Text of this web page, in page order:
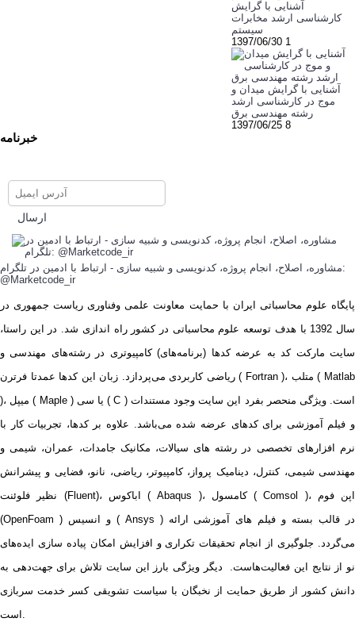
آشنایی با گرایش
کارشناسی ارشد مخابرات
سیستم
1397/06/30 1
آشنایی با گرایش میدان و
موج در کارشناسی ارشد
رشته مهندسی برق
1397/06/25 8
خبرنامه
ارسال
مشاوره، اصلاح، انجام پروژه، کدنویسی و شبیه سازی - ارتباط با ادمین در تلگرام:
@Marketcode_ir
پایگاه علوم محاسباتی ایران با حمایت معاونت علمی وفناوری ریاست جمهوری در
سال 1392 با هدف توسعه علوم محاسباتی در کشور راه اندازی شد. در این راستا،
سایت مارکت کد به عرضه کدها (برنامه‌های) کامپیوتری در رشته‌های مهندسی و
ریاضی کاربردی می‌پردازد. زبان این کدها عمدتا فرترن ( Fortran )، متلب ( Matlab
)، میپل ( Maple ) یا سی ( C ) است. ویژگی منحصر بفرد این سایت وجود مستندات
و فیلم آموزشی برای کدهای عرضه شده می‌باشد. علاوه بر کدها، تجربیات کار با
نرم افزارهای تخصصی در رشته های سیالات، مکانیک جامدات، عمران، شیمی و
مهندسی شیمی، کنترل، دینامیک پرواز، کامپیوتر، ریاضی، نانو، فضایی و پیشرانش
نظیر فلوئنت (Fluent)، اباکوس ( Abaqus )، کامسول ( Comsol )، اپن فوم
(OpenFoam ) و انسیس ( Ansys ) در قالب بسته‌ و فیلم های آموزشی ارائه
می‌گردد. جلوگیری از انجام تحقیقات تکراری و افزایش امکان پیاده سازی ایده‌های
نو از نتایج این فعالیت‌هاست. دیگر ویژگی بارز این سایت تلاش برای جهت‌دهی به
دانش کشور از طریق حمایت از نخبگان با سیاست تشویقی کسر خدمت سربازی
است.